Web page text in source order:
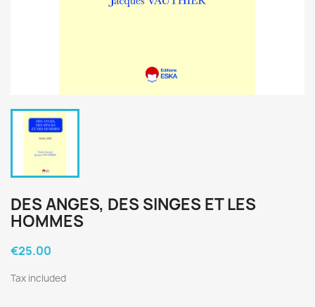
DES ANGES, DES SINGES ET LES
HOMMES
€25.00
Tax included